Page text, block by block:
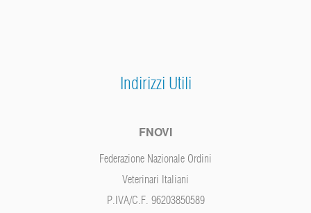
Indirizzi Utili
FNOVI
Federazione Nazionale Ordini
Veterinari Italiani
P.IVA/C.F. 96203850589